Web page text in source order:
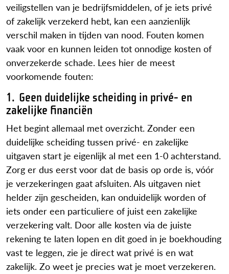
veiligstellen van je bedrijfsmiddelen, of je iets privé
of zakelijk verzekerd hebt, kan een aanzienlijk
verschil maken in tijden van nood. Fouten komen
vaak voor en kunnen leiden tot onnodige kosten of
onverzekerde schade. Lees hier de meest
voorkomende fouten:
1. Geen duidelijke scheiding in privé- en
zakelijke financiën
Het begint allemaal met overzicht. Zonder een
duidelijke scheiding tussen privé- en zakelijke
uitgaven start je eigenlijk al met een 1-0 achterstand.
Zorg er dus eerst voor dat de basis op orde is, vóór
je verzekeringen gaat afsluiten. Als uitgaven niet
helder zijn gescheiden, kan onduidelijk worden of
iets onder een particuliere of juist een zakelijke
verzekering valt. Door alle kosten via de juiste
rekening te laten lopen en dit goed in je boekhouding
vast te leggen, zie je direct wat privé is en wat
zakelijk. Zo weet je precies wat je moet verzekeren.